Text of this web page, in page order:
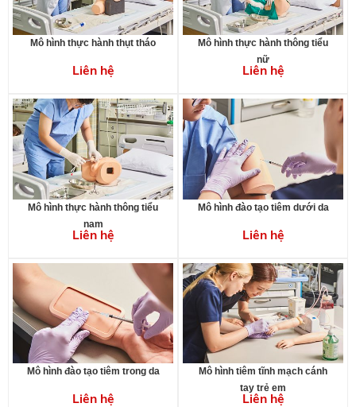
Mô hình thực hành thụt tháo
Liên hệ
Mô hình thực hành thông tiểu
nữ
Liên hệ
Mô hình thực hành thông tiểu
nam
Liên hệ
Mô hình đào tạo tiêm dưới da
Liên hệ
Mô hình đào tạo tiêm trong da
Liên hệ
Mô hình tiêm tĩnh mạch cánh
tay trẻ em
Liên hệ